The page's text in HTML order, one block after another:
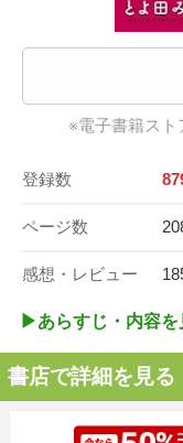
※電子書籍ス
登録数
ページ数
感想・レビュー
▶︎あらすじ・内容を
書店で詳細を見る